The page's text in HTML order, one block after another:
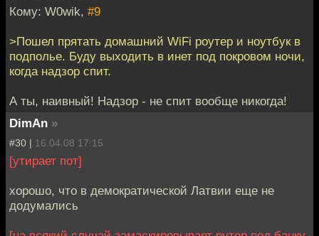
Кому: W0wik, #9
>Пошел прятать домашний WiFi роутер и ноутбук в
подполье. Буду выходить в инет под покровом ночи,
когда надзор спит.
А ты, наивный! Надзор - не спит вообще никогда!
DimAn »
#30 | 16.04.08 17:15
[утирает пот]
хорошо, что в демократической Латвии еще не
додумались